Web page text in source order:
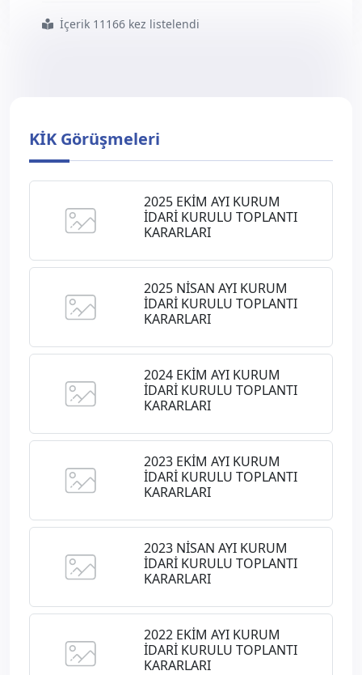
#2011
#nisan
#ayı
#kurum
#idari
#kurulu
#toplantısı
#kararları
İçerik 11166 kez listelendi
KİK Görüşmeleri
2025 EKİM AYI KURUM
İDARİ KURULU TOPLANTI
KARARLARI
2025 NİSAN AYI KURUM
İDARİ KURULU TOPLANTI
KARARLARI
2024 EKİM AYI KURUM
İDARİ KURULU TOPLANTI
KARARLARI
2023 EKİM AYI KURUM
İDARİ KURULU TOPLANTI
KARARLARI
2023 NİSAN AYI KURUM
İDARİ KURULU TOPLANTI
KARARLARI
2022 EKİM AYI KURUM
İDARİ KURULU TOPLANTI
KARARLARI